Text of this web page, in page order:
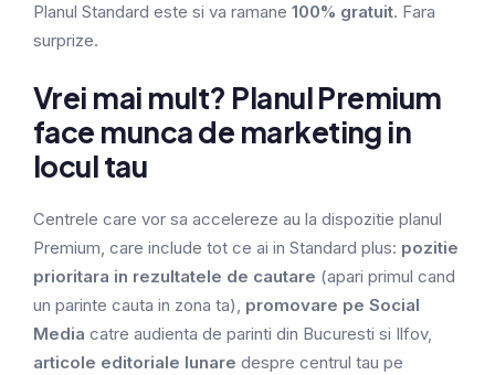
Planul Standard este si va ramane 100% gratuit. Fara
surprize.
Vrei mai mult? Planul Premium
face munca de marketing in
locul tau
Centrele care vor sa accelereze au la dispozitie planul
Premium, care include tot ce ai in Standard plus: pozitie
prioritara in rezultatele de cautare (apari primul cand
un parinte cauta in zona ta), promovare pe Social
Media catre audienta de parinti din Bucuresti si Ilfov,
articole editoriale lunare despre centrul tau pe